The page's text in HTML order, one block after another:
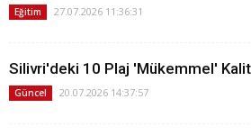
Eğitim 27.07.2026 11:36:31
Silivri'deki 10 Plaj 'Mükemmel'
Güncel 20.07.2026 14:37:57